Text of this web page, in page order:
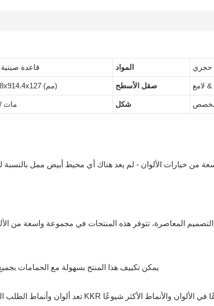
قاعدة المواد حجري
1066.8x914.4x127 (مم) صقل الأسطح & لامع
مات / شكل
من خيارات الألوان - لم يعد هناك أي محيط أبيض ممل